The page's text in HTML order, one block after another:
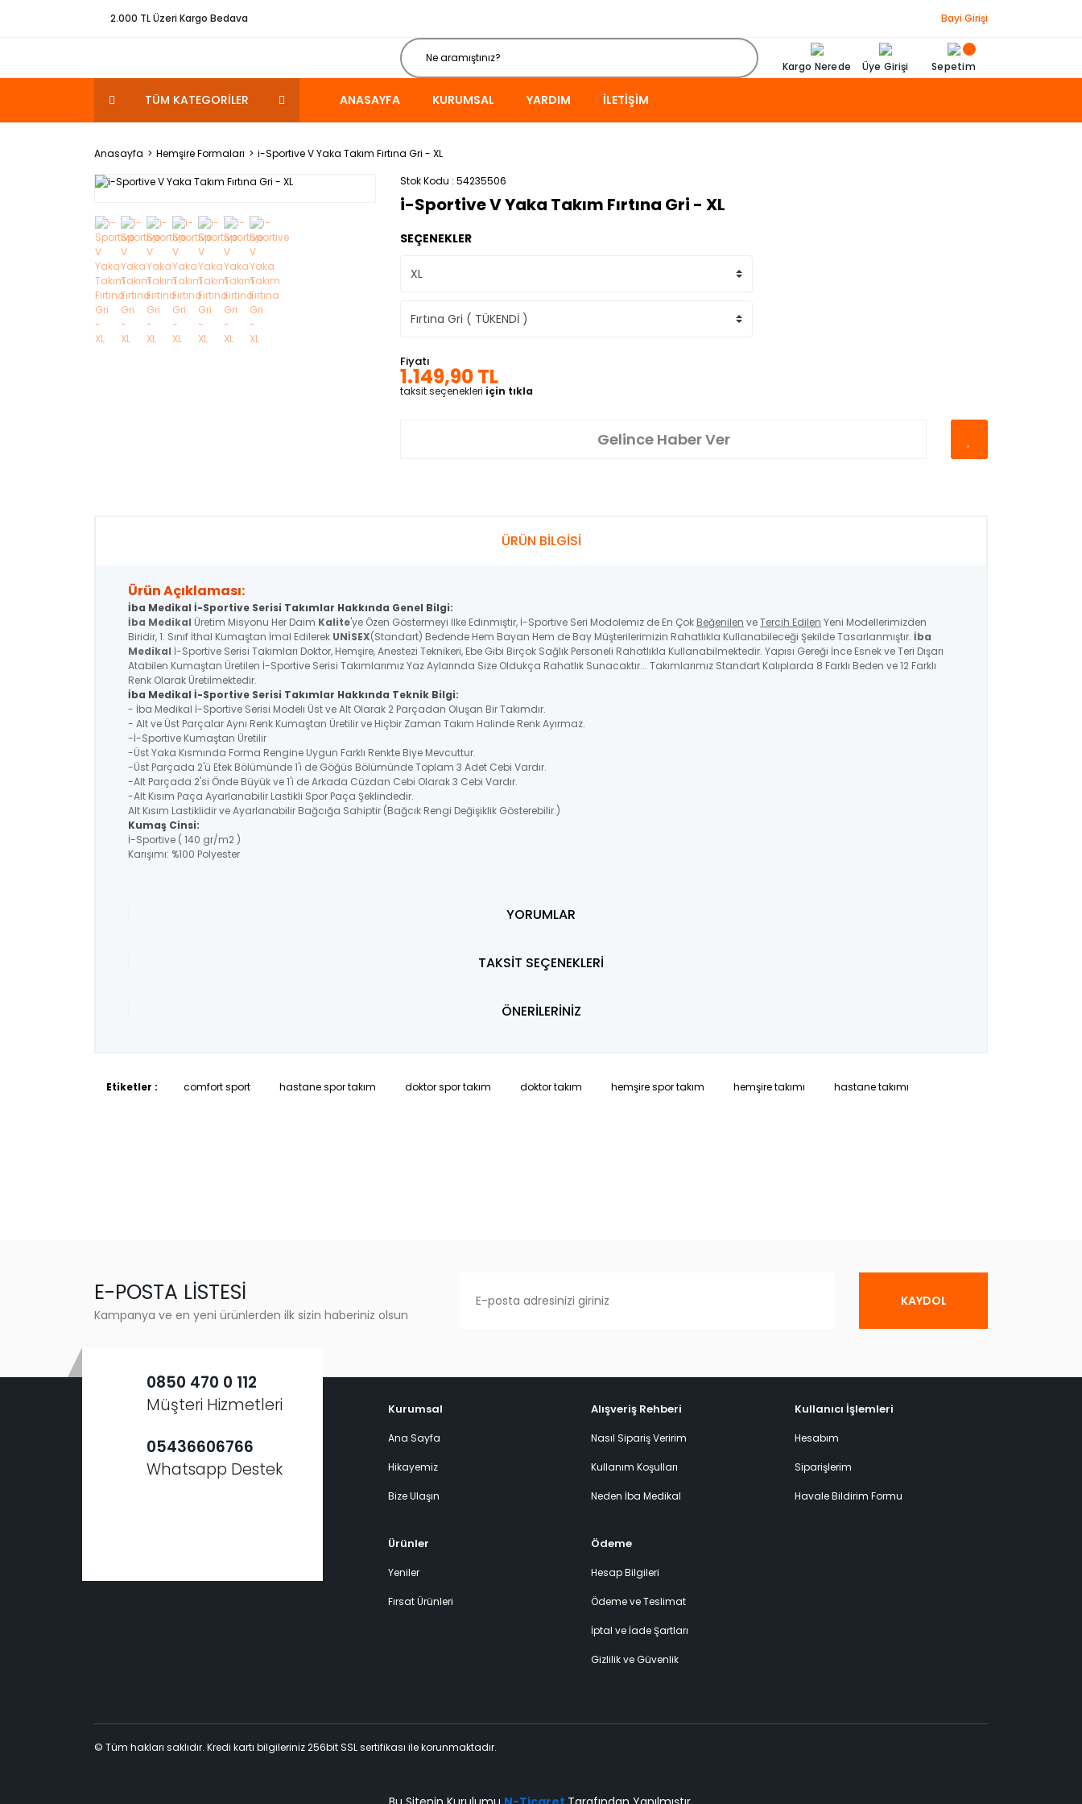
2.000 TL Üzeri Kargo Bedava Bayi Girişi
Kargo Nerede Üye Girişi Sepetim
TÜM KATEGORİLER ANASAYFA KURUMSAL YARDIM İLETIŞIM
Anasayfa Hemşire Formaları
i-Sportive V Yaka Takım Fırtına Gri - XL
Stok Kodu 54235506
i-Sportive V Yaka Takım Fırtına Gri - XL
SEÇENEKLER
Fiyatı
1.149,90 TL
taksit seçenekleri için tıkla
Gelince Haber Ver
ÜRÜN BİLGİSİ
Ürün Açıklaması:
İba Medikal İ-Sportive Serisi Takımlar Hakkında Genel Bilgi:
İba Medikal Üretim Misyonu Her Daim Kalite'ye Özen Göstermeyi İlke Edinmiştir, İ-Sportive Seri Modolemiz de En Çok Beğenilen veTercih Edilen Yeni Modellerimizden
Biridir, 1. Sınıf İthal Kumaştan İmal Edilerek UNİSEX(Standart) Bedende Hem Bayan Hem de Bay Müşterilerimizin Rahatlıkla Kullanabileceği Şekilde Tasarlanmıştır. İba
Medikal İ-Sportive Serisi Takımları Doktor, Hemşire, Anestezi Teknikeri, Ebe Gibi Birçok Sağlık Personeli Rahatlıkla Kullanabilmektedir. Yapısı Gereği İnce Esnek ve Teri Dışarı
Atabilen Kumaştan Üretilen İ-Sportive Serisi Takımlarımız Yaz Aylarında Size Oldukça Rahatlık Sunacaktır... Takımlarımız Standart Kalıplarda 8 Farklı Beden ve 12 Farklı
Renk Olarak Üretilmektedir.
İba Medikal İ-Sportive Serisi Takımlar Hakkında Teknik Bilgi:
- İba Medikal İ-Sportive Serisi Modeli Üst ve Alt Olarak 2 Parçadan Oluşan Bir Takımdır.
- Alt ve Üst Parçalar Aynı Renk Kumaştan Üretilir ve Hiçbir Zaman Takım Halinde Renk Ayırmaz.
-İ-Sportive Kumaştan Üretilir
-Üst Yaka Kısmında Forma Rengine Uygun Farklı Renkte Biye Mevcuttur.
-Üst Parçada 2'ü Etek Bölümünde 1'i de Göğüs Bölümünde Toplam 3 Adet Cebi Vardır.
-Alt Parçada 2'si Önde Büyük ve 1'i de Arkada Cüzdan Cebi Olarak 3 Cebi Vardır.
-Alt Kısım Paça Ayarlanabilir Lastikli Spor Paça Şeklindedir.
Alt Kısım Lastiklidir ve Ayarlanabilir Bağcığa Sahiptir (Bağcık Rengi Değişiklik Gösterebilir.)
Kumaş Cinsi:
İ-Sportive ( 140 gr/m2 )
Karışımı: %100 Polyester
YORUMLAR
TAKSİT SEÇENEKLERİ
ÖNERİLERİNİZ
Etiketler : comfort sport hastane spor takım doktor spor takım doktor takım hemşire spor takım hemşire takımı hastane takımı
E-POSTA LİSTESİ
Kampanya ve en yeni ürünlerden ilk sizin haberiniz olsun
KAYDOL
0850 470 0 112
Müşteri Hizmetleri
05436606766
Whatsapp Destek
Kurumsal
Ana Sayfa
Hikayemiz
Bize Ulaşın
Alışveriş Rehberi
Nasıl Sipariş Veririm
Kullanım Koşulları
Neden İba Medikal
Ürünler
Yeniler
Fırsat Ürünleri
Ödeme
Hesap Bilgileri
Ödeme ve Teslimat
İptal ve İade Şartları
Gizlilik ve Güvenlik
Kullanıcı İşlemleri
Hesabım
Siparişlerim
Havale Bildirim Formu
© Tüm hakları saklıdır. Kredi kartı bilgileriniz 256bit SSL sertifikası ile korunmaktadır.